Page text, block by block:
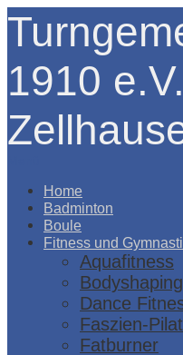
1910 e.V.
Home
Badminton
Boule
Fitness und
Aquafitness
Bodyshaping
Dance
Faszien-
Fatburner